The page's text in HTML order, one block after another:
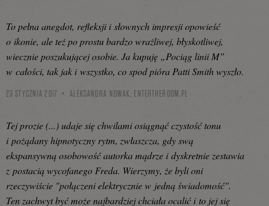
To pełna anegdot, refleksji i słownych impresji opowieść
o ikonie, ale też po prostu bardzo wrażliwej, błyskotliwej,
wiecznie poszukującej osobie. Ja kupuję „Pociąg linii M”
w całości, tak jak i wszystko, co spod pióra Patti Smith wyszło.
23 STYCZNIA 2017 ALEKSANDRA NOWAK, ENTERTHEROOM.PL
Tej prozie (...) udaje się chwilami osiągnąć czystość tonu
i pożądany hipnotyczny rytm, zwłaszcza, gdy swą
ekspansywną osobowość autorka mądrze i dyskretnie zestawia
z postacią wycofanego Freda. Wierzymy, że byli oni
rzeczywiście "połączeni elektrycznie w jedną świadomość".
Ten zachwyt być może najbardziej chciała ocalić i to jej się